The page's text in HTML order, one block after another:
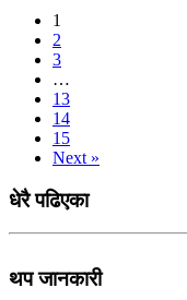
1
2
3
…
13
14
15
Next »
धेरै पढिएका
थप जानकारी